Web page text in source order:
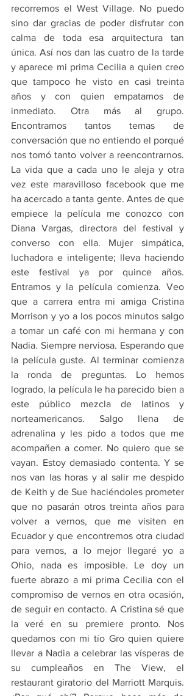
recorremos el West Village. No puedo
sino dar gracias de poder disfrutar con
calma de toda esa arquitectura tan
única. Así nos dan las cuatro de la tarde
y aparece mi prima Cecilia a quien creo
que tampoco he visto en casi treinta
años y con quien empatamos de
inmediato. Otra más al grupo.
Encontramos tantos temas de
conversación que no entiendo el porqué
nos tomó tanto volver a reencontrarnos.
La vida que a cada uno le aleja y otra
vez este maravilloso facebook que me
ha acercado a tanta gente. Antes de que
empiece la película me conozco con
Diana Vargas, directora del festival y
converso con ella. Mujer simpática,
luchadora e inteligente; lleva haciendo
este festival ya por quince años.
Entramos y la película comienza. Veo
que a carrera entra mi amiga Cristina
Morrison y yo a los pocos minutos salgo
a tomar un café con mi hermana y con
Nadia. Siempre nerviosa. Esperando que
la película guste. Al terminar comienza
la ronda de preguntas. Lo hemos
logrado, la película le ha parecido bien a
este público mezcla de latinos y
norteamericanos. Salgo llena de
adrenalina y les pido a todos que me
acompañen a comer. No quiero que se
vayan. Estoy demasiado contenta. Y se
nos van las horas y al salir me despido
de Keith y de Sue haciéndoles prometer
que no pasarán otros treinta años para
volver a vernos, que me visiten en
Ecuador y que encontremos otra ciudad
para vernos, a lo mejor llegaré yo a
Ohio, nada es imposible. Le doy un
fuerte abrazo a mi prima Cecilia con el
compromiso de vernos en otra ocasión,
de seguir en contacto. A Cristina sé que
la veré en su premiere pronto. Nos
quedamos con mi tío Gro quien quiere
llevar a Nadia a celebrar las vísperas de
su cumpleaños en The View, el
restaurant giratorio del Marriott Marquis.